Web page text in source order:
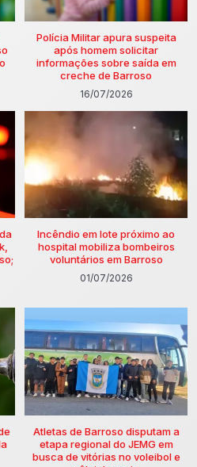
Polícia Militar apura suspeita
após homem solicitar
informações sobre saída em
creche de Barroso
16/07/2026
Incêndio em lote próximo ao
hospital mobiliza bombeiros
voluntários em Barroso
01/07/2026
Atletas de Barroso disputam a
etapa regional do JEMG em
busca de vitórias no voleibol e